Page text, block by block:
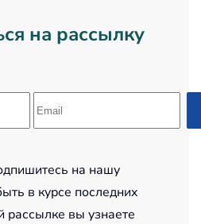
на рассылку
на нашу
в курсе последних
рассылке вы узнаете